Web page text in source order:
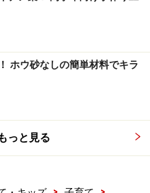
縫いつけました。
ホウ砂なしの簡単材料でキラ
っと見る